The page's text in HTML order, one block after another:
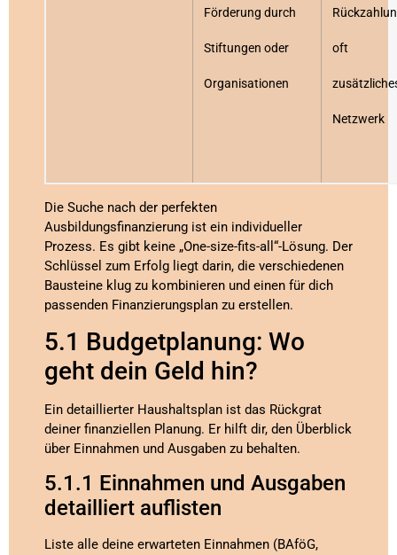
Förderung durch
Stiftungen oder
Organisationen
oft
Netzwerk
Die Suche nach der perfekten
Ausbildungsfinanzierung ist ein individueller
Prozess. Es gibt keine „One-size-fits-all“-Lösung. Der
Schlüssel zum Erfolg liegt darin, die verschiedenen
Bausteine klug zu kombinieren und einen für dich
passenden Finanzierungsplan zu erstellen.
5.1 Budgetplanung: Wo
geht dein Geld hin?
Ein detaillierter Haushaltsplan ist das Rückgrat
deiner finanziellen Planung. Er hilft dir, den Überblick
über Einnahmen und Ausgaben zu behalten.
5.1.1 Einnahmen und Ausgaben
detailliert auflisten
Liste alle deine erwarteten Einnahmen (BAföG,